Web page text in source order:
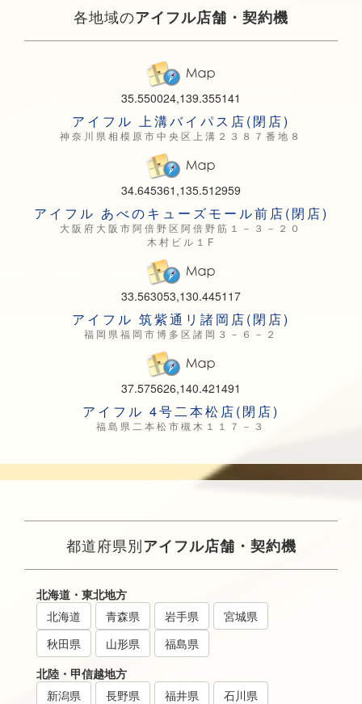
各地域のアイフル店舗・契約機
35.550024,139.355141
アイフル 上溝バイパス店(閉店)
神奈川県相模原市中央区上溝２３８７番地８
34.645361,135.512959
アイフル あべのキューズモール前店(閉店)
大阪府大阪市阿倍野区阿倍野筋１－３－２０
木村ビル１F
33.563053,130.445117
アイフル 筑紫通リ諸岡店(閉店)
福岡県福岡市博多区諸岡３－６－２
37.575626,140.421491
アイフル 4号二本松店(閉店)
福島県二本松市槻木１１７－３
都道府県別アイフル店舗・契約機
北海道・東北地方
北海道
青森県 岩手県
宮城県
秋田県
山形県
福島県
北陸・甲信越地方
新潟県
長野県 福井県
石川県